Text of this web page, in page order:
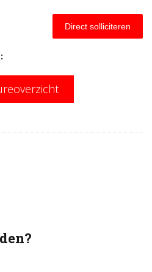
Direct solliciteren